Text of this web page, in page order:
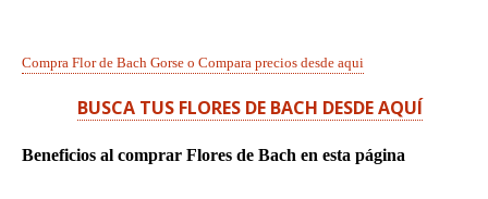
Compra Flor de Bach Gorse o Compara precios desde aqui
BUSCA TUS FLORES DE BACH DESDE AQUÍ
Beneficios al comprar Flores de Bach en esta página